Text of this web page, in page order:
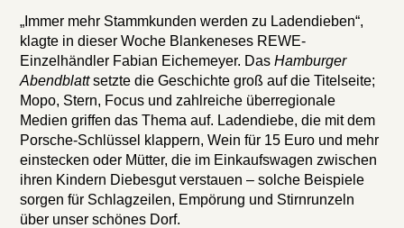
„Immer mehr Stammkunden werden zu Ladendieben“,
klagte in dieser Woche Blankeneses REWE-
Einzelhändler Fabian Eichemeyer. DasHamburger
Abendblattsetzte die Geschichte groß auf die Titelseite;
Mopo, Stern, Focus und zahlreiche überregionale
Medien griffen das Thema auf. Ladendiebe, die mit dem
Porsche-Schlüssel klappern, Wein für 15 Euro und mehr
einstecken oder Mütter, die im Einkaufswagen zwischen
ihren Kindern Diebesgut verstauen – solche Beispiele
sorgen für Schlagzeilen, Empörung und Stirnrunzeln
über unser schönes Dorf.